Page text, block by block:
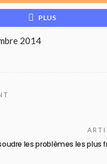
PLUS
2014
les problèmes les plus